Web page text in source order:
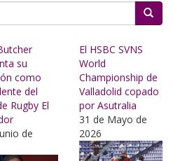
su
como
del
Rugby El
de
El HSBC SVNS
World
Championship de
Valladolid copado
por Asutralia
31 de Mayo de
2026